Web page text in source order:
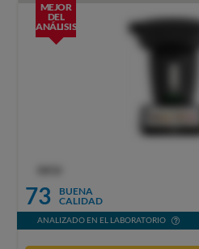
MEJOR
DEL
ANÁLISIS
73
BUENA
CALIDAD
ANALIZADO EN EL LABORATORIO